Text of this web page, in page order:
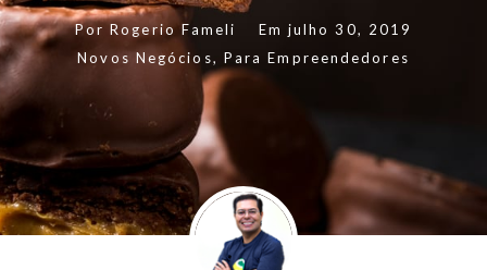
Por Rogerio Fameli Em julho 30, 2019
Novos Negócios, Para Empreendedores